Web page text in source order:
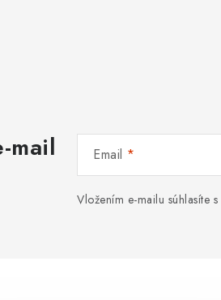
mail Email
Vložením e-mailu súhlasíte s